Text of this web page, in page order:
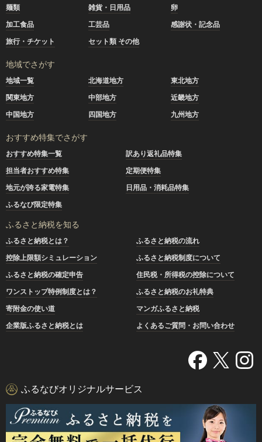
麺類
雑貨・日用品
卵
加工食品
工芸品
感謝状・記念品
旅行・チケット
セット類 その他
地域でさがす
地域一覧 北海道地方
東北地方
関東地方
中部地方
近畿地方
中国地方
四国地方 九州地方
おすすめ特集でさがす
おすすめ特集一覧
訳あり返礼品特集
担当者おすすめ特集
定期便特集
地元が誇る家電特集
日用品・消耗品特集
ふるなび限定特集
ふるさと納税を知る
ふるさと納税とは？
ふるさと納税の流れ
控除上限額シミュレーション
ふるさと納税制度について
ふるさと納税の確定申告
住民税・所得税の控除について
ワンストップ特例制度とは？
ふるさと納税のお礼特典
寄附金の使い道
マンガふるさと納税
企業版ふるさと納税とは
よくあるご質問・お問い合わせ
ふるなびオリジナルサービス